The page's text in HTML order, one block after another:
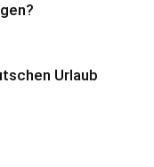
Urlaub